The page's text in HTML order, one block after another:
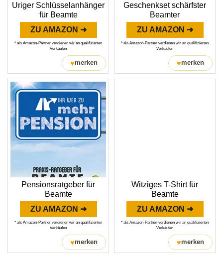
Uriger Schlüsselanhänger
für Beamte
ZU AMAZON ➜
* als Amazon-Partner verdienen wir an qualifizierten
Verkäufen
♥merken
Geschenkset schärfster
Beamter
ZU AMAZON ➜
* als Amazon-Partner verdienen wir an qualifizierten
Verkäufen
♥merken
Pensionsratgeber für
Beamte
ZU AMAZON ➜
* als Amazon-Partner verdienen wir an qualifizierten
Verkäufen
♥merken
Witziges T-Shirt für
Beamte
ZU AMAZON ➜
* als Amazon-Partner verdienen wir an qualifizierten
Verkäufen
♥merken